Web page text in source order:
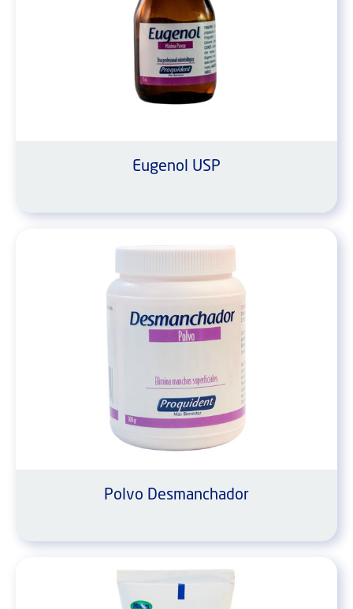
Eugenol USP
Polvo Desmanchador